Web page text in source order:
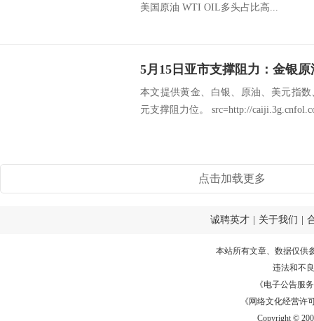
美国原油 WTI OIL多头占比高...
本文提供黄金、白银、原油、美元指
元支撑阻力位。 src=http://
点击加载更多
诚聘英才 关于我们
本站所有文章、数据仅供
违法和不
《电子公告服务
《网络文化经营许
Copyright ©